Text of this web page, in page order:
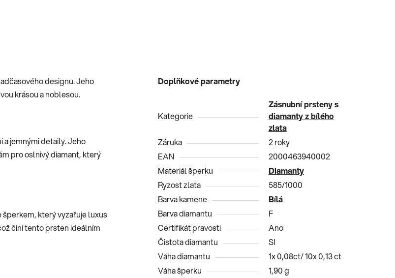
designu. Jeho
krásou a noblesou.
a jemnými detaily. Jeho
pro oslnivý diamant, který
který vyzařuje luxus
činí tento prsten ideálním
Doplňkové parametry
Kategorie
Zásnubní prsteny s
diamanty z bílého
zlata
Záruka
2 roky
EAN
2000463940002
Materiál šperku
Diamanty
Ryzost zlata
585/1000
Barva kamene
Bílá
Barva diamantu
F
Certifikát pravosti
Ano
Čistota diamantu
SI
Váha diamantu
1x 0,08ct/ 10x 0,13 ct
Váha šperku
1,90 g